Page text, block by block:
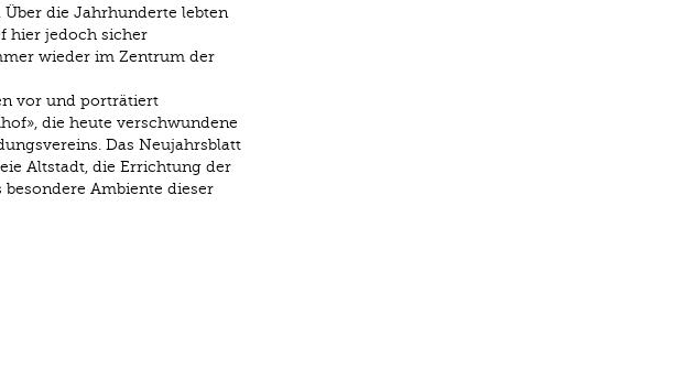
die Jahrhunderte lebten
hier jedoch sicher
wieder im Zentrum der
vor und porträtiert
die heute verschwundene
Das Neujahrsblatt
Altstadt, die Errichtung der
Ambiente dieser